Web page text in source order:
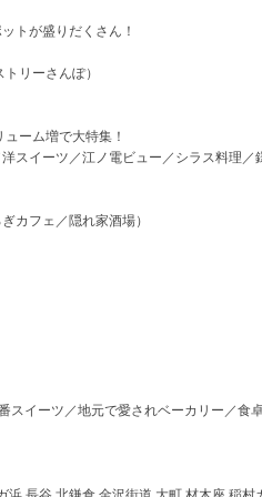
トが盛りだくさん！
リーさんぽ）
ーム増で大特集！
スイーツ／江ノ電ビュー／シラス料理／
カフェ／隠れ家酒場）
イーツ／地元で愛されベーカリー／食